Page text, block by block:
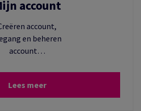
account
account,
en beheren
account…
Lees meer